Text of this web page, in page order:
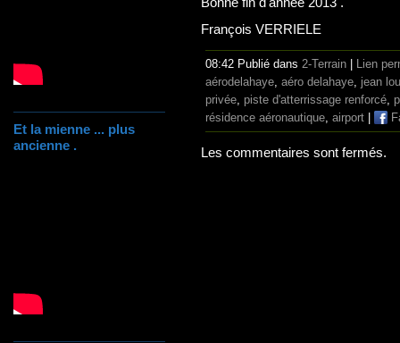
Et la mienne ... plus
ancienne .
François VERRIELE
08:42 Publié dans 2-Terrain
Lien
aérodelahaye aéro delahaye jean
privée piste d'atterrissage renforcé
résidence aéronautique airport
Les commentaires sont fermés.